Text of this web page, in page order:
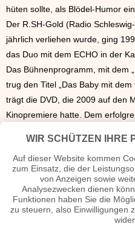
hüten sollte, als Blödel-Humor
Der R.SH-Gold (Radio
jährlich verliehen wurde, ging
das Duo mit dem ECHO in der
Das Bühnenprogramm, mit dem
trug den Titel „Das Baby mit
trägt die DVD, die 2009 auf den
Kinopremiere hatte. Dem
mitwirkten, bezeugte letzthin
einen hohen Stellenwert hat.
Die Alben, Singles und DVD von
Jahren entstanden, konnten
Charts platzieren. Und eines ist
unverzichtbares Gewürz im